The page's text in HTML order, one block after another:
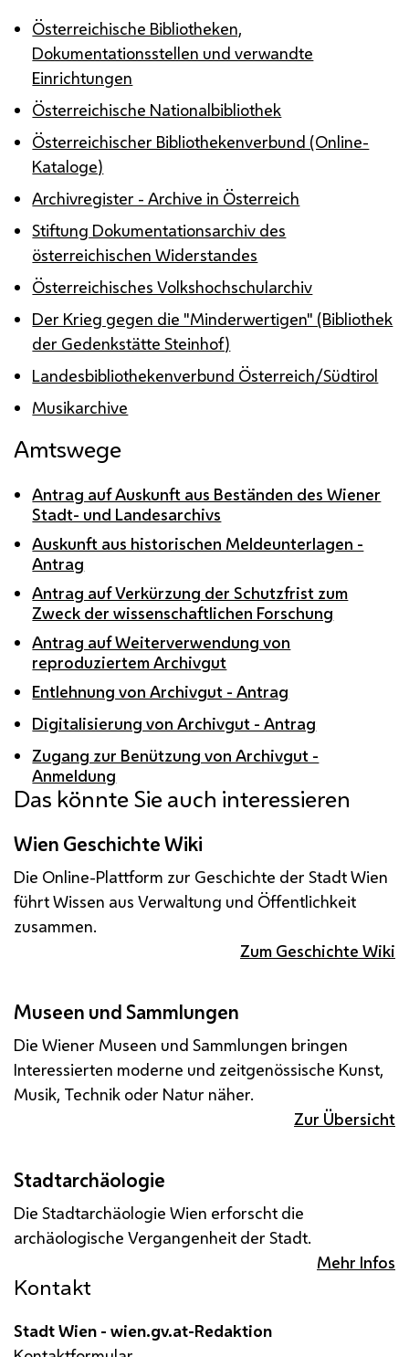
Österreichische Bibliotheken,
Dokumentationsstellen und verwandte
Einrichtungen
Österreichische Nationalbibliothek
Österreichischer Bibliothekenverbund (Online-
Kataloge)
Archivregister - Archive in Österreich
Stiftung Dokumentationsarchiv des
österreichischen Widerstandes
Österreichisches Volkshochschularchiv
Der Krieg gegen die "Minderwertigen" (Bibliothek
der Gedenkstätte Steinhof)
Landesbibliothekenverbund Österreich/Südtirol
Musikarchive
Amtswege
Antrag auf Auskunft aus Beständen des Wiener
Stadt- und Landesarchivs
Auskunft aus historischen Meldeunterlagen -
Antrag
Antrag auf Verkürzung der Schutzfrist zum
Zweck der wissenschaftlichen Forschung
Antrag auf Weiterverwendung von
reproduziertem Archivgut
Entlehnung von Archivgut - Antrag
Digitalisierung von Archivgut - Antrag
Zugang zur Benützung von Archivgut -
Anmeldung
Das könnte Sie auch interessieren
Wien Geschichte Wiki
Die Online-Plattform zur Geschichte der Stadt Wien
führt Wissen aus Verwaltung und Öffentlichkeit
zusammen.
Zum Geschichte Wiki
Museen und Sammlungen
Die Wiener Museen und Sammlungen bringen
Interessierten moderne und zeitgenössische Kunst,
Musik, Technik oder Natur näher.
Zur Übersicht
Stadtarchäologie
Die Stadtarchäologie Wien erforscht die
archäologische Vergangenheit der Stadt.
Mehr Infos
Kontakt
Stadt Wien - wien.gv.at-Redaktion